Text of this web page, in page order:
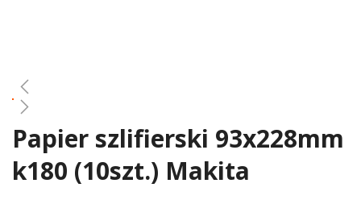
Skip
the
Papier szlifierski 93x228mm
k180 (10szt.) Makita